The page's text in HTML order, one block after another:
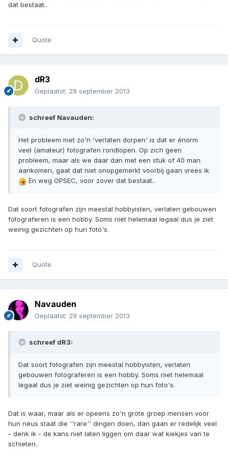
dat bestaat..
Quote
dR3
Geplaatst: 29 september 2013
schreef Navauden:
Het probleem met zo'n 'verlaten dorpen' is dat er énorm
veel (amateur) fotografen rondlopen. Op zich geen
probleem, maar als we daar dan met een stuk of 40 man
aankomen, gaat dat niet onopgemerkt voorbij gaan vrees ik
En weg OPSEC, voor zover dat bestaat..
Dat soort fotografen zijn meestal hobbyisten, verlaten gebouwen
fotograferen is een hobby. Soms niet helemaal legaal dus je ziet
weinig gezichten op hun foto's.
Quote
Navauden
Geplaatst: 29 september 2013
schreef dR3:
Dat soort fotografen zijn meestal hobbyisten, verlaten
gebouwen fotograferen is een hobby. Soms niet helemaal
legaal dus je ziet weinig gezichten op hun foto's.
Dat is waar, maar als er opeens zo'n grote groep mensen voor
hun neus staat die ''rare'' dingen doen, dan gaan er redelijk veel
- denk ik - de kans niet laten liggen om daar wat kiekjes van te
schieten..